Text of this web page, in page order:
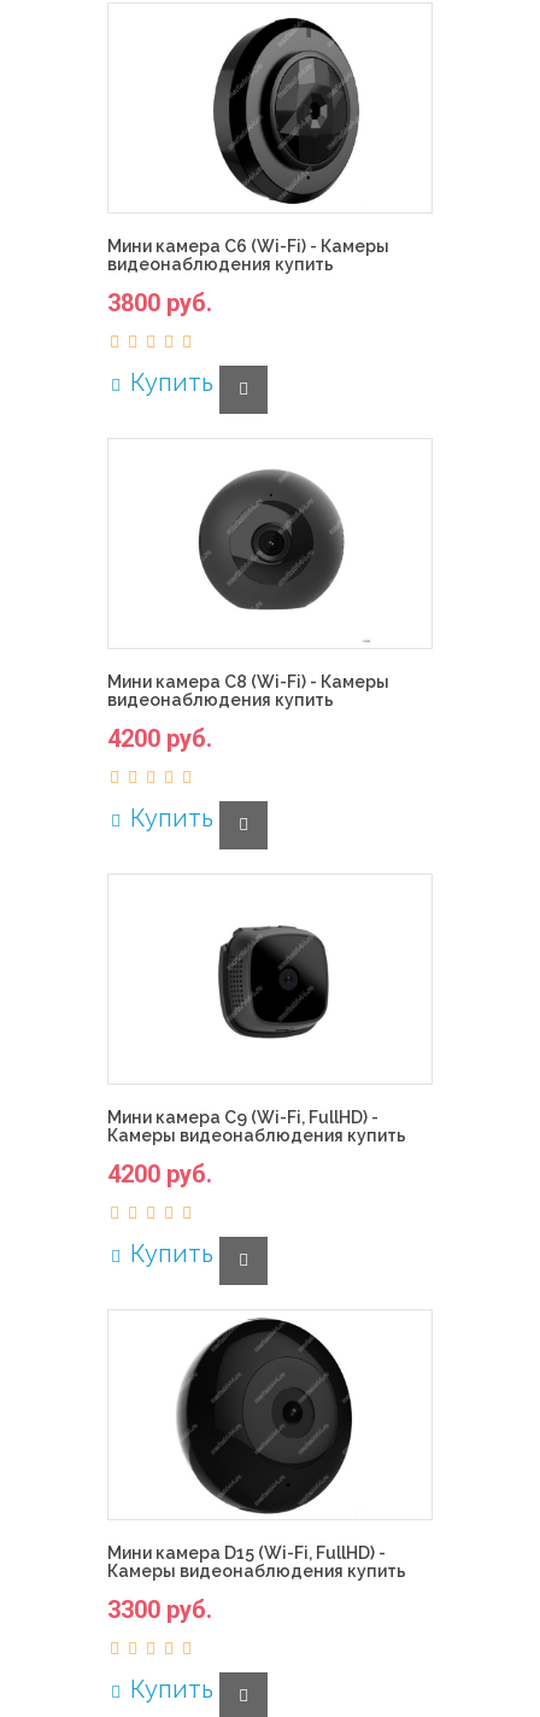
Мини камера C6 (Wi-Fi) - Камеры
видеонаблюдения купить
3800 руб.
Купить
Мини камера C8 (Wi-Fi) - Камеры
видеонаблюдения купить
4200 руб.
Купить
Мини камера C9 (Wi-Fi, FullHD) -
Камеры видеонаблюдения купить
4200 руб.
Купить
Мини камера D15 (Wi-Fi, FullHD) -
Камеры видеонаблюдения купить
3300 руб.
Купить